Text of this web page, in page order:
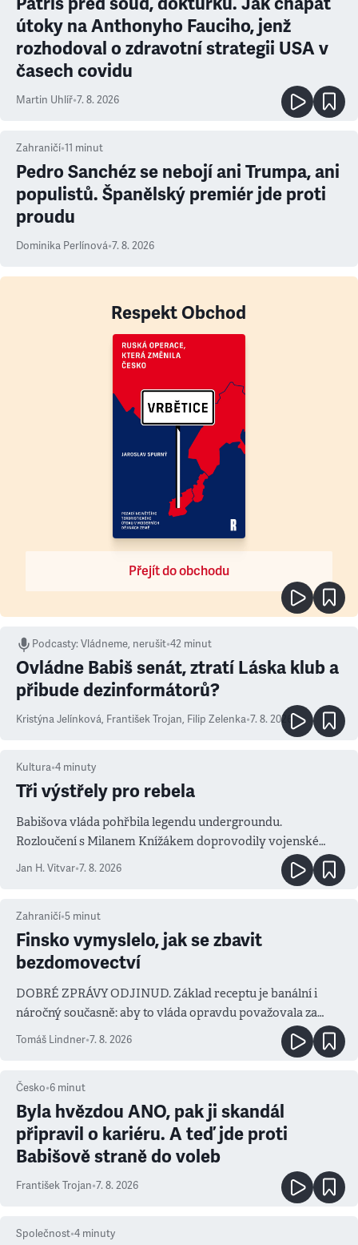
útoky na Anthonyho Fauciho, jenž
rozhodoval o zdravotní strategii USA v
časech covidu
Martin Uhlíř•7. 8. 2026
Zahraničí•11 minut
Pedro Sanchéz se nebojí ani Trumpa, ani
populistů. Španělský premiér jde proti
proudu
Dominika Perlínová•7. 8. 2026
Respekt Obchod
Přejít do obchodu
Podcasty:Vládneme, nerušit•42 minut
Ovládne Babiš senát, ztratí Láska klub a
přibude dezinformátorů?
Kristýna Jelínková, František Trojan, Filip Zelenka•7. 8. 2026
Kultura•4 minuty
Tři výstřely pro rebela
Babišova vláda pohřbila legendu undergroundu.
Rozloučení s Milanem Knížákem doprovodily vojenské
Jan H. Vitvar•7. 8. 2026
Zahraničí•5 minut
Finsko vymyslelo, jak se zbavit
bezdomovectví
DOBRÉ ZPRÁVY ODJINUD. Základ receptu je banální i
náročný současně: aby to vláda opravdu považovala za
Tomáš Lindner•7. 8. 2026
Česko•6 minut
Byla hvězdou ANO, pak ji skandál
připravil o kariéru. A teď jde proti
Babišově straně do voleb
František Trojan•7. 8. 2026
Společnost•4 minuty